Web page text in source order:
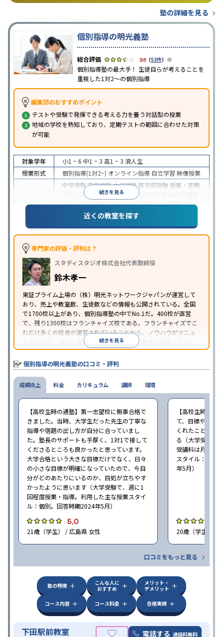
塾の詳細を見る
個別指導の明光義塾
3.6（53件） ※
個別指導塾の最大手！ 生徒自らが考えることを
重視した1対2〜の個別指導
編集部のおすすめポイント
テストや受験で発揮できる考える力を養う対話型の授業
地域の学校を熟知しており、定期テストの範囲に合わせた対策
が可能
続きを見る
対象学年 小1 ~ 6 中1 ~ 3 高1 ~ 3 浪人生
授業形式
個別指導(1対2~) オンライン指導 自立学習 映像授業
中学受験高校受験大学受験 医学部受験 授業・定期
テスト対策
内申点対策 学習習慣の定着
(旧AO)対策推薦入試対策学校別特化対策国公立大
私大対策共通テスト対策
英語・英会話特化
特徴
中高一貫校生に対応
の振替可能 不登校生に対応
を利用オンライン対応1科目から受講可能
習のみの受講可
り
※2023年3月調査。小学校高学年の個別指導塾アンケート調査方法を参
近くの教室を探す
専門家の評価・評判は？
スタディスタジオ株式会社代表取締役
鈴木孝一
東証プライム上場の（株）明光ネットワークジャパンが運営して
おり、売上や教室数、生徒数などの情報も公開されている。全国
で1700校以上があり、個別指導塾の中でNo.1だ。400校が直営
で、残り1300校はフランチャイズ校である。フランチャイズでこ
れだけ多くの校舎が運営されていることから、ノウハウがマニュ
アル化され、特定の優秀な人材に依存しない教育が実現できてい
ることが推測される。
続きを見る
個別指導の明光義塾の口コミ・評判
成績向上
【高校生時の通塾】第一志望校に無事合格で
きました。当時、大学生だった先生の丁寧な
指導や宿題の出し方が自分に合っていまし
た。塾長のサポートも手厚く、1対1で接して
くださるところも良かったと思っています。
大学合格という大きな目標だけでなく、日々
の小さな目標が明確になっていたので、今自
分がどのあたりにいるのか、目処が立ちやす
かったように思います（大学受験で、週に1
回程度授業・指導。利用した主な授業スタイ
ル：個別。回答時期2024年5月）
5.0
21歳（学生） / 広島県 女性
【高校生時の通
て、目標や勉強
くれたことが、
る（大学受験で
受講料は月
スタイル：個別
年5月）
20歳（学生） /
口コミをもっと見る
料金 カリキュラム 講師 環境
塾の特徴
こんな人に
おすすめ
メリット・
デメリット
コース内容
コース料金 合格実績
下田駅前教室 電話する 通話料無料